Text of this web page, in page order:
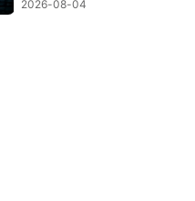
决方案！
2026-08-04